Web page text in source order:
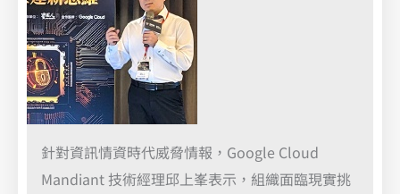
針對資訊情資時代威脅情報，Google Cloud
Mandiant 技術經理邱上峯表示，組織面臨現實挑